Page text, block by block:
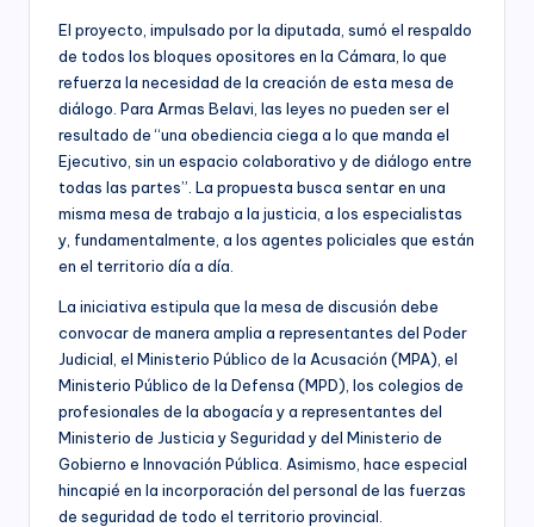
​El proyecto, impulsado por la diputada, sumó el respaldo
de todos los bloques opositores en la Cámara, lo que
refuerza la necesidad de la creación de esta mesa de
diálogo. Para Armas Belavi, las leyes no pueden ser el
resultado de “una obediencia ciega a lo que manda el
Ejecutivo, sin un espacio colaborativo y de diálogo entre
todas las partes”. La propuesta busca sentar en una
misma mesa de trabajo a la justicia, a los especialistas
y, fundamentalmente, a los agentes policiales que están
en el territorio día a día.
​La iniciativa estipula que la mesa de discusión debe
convocar de manera amplia a representantes del Poder
Judicial, el Ministerio Público de la Acusación (MPA), el
Ministerio Público de la Defensa (MPD), los colegios de
profesionales de la abogacía y a representantes del
Ministerio de Justicia y Seguridad y del Ministerio de
Gobierno e Innovación Pública. Asimismo, hace especial
hincapié en la incorporación del personal de las fuerzas
de seguridad de todo el territorio provincial.